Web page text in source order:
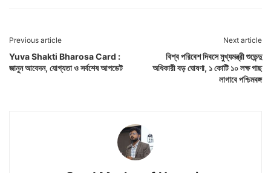
Previous article
Yuva Shakti Bharosa Card :
জানুন আবেদন, যোগ্যতা ও সর্বশেষ আপডেট
Next article
বিশ্ব পরিবেশ দিবসে মুখ্যমন্ত্রী শুভেন্দু
অধিকারী বড় ঘোষণা, ১ কোটি ১০ লক্ষ গাছ
লাগাবে পশ্চিমবঙ্গ